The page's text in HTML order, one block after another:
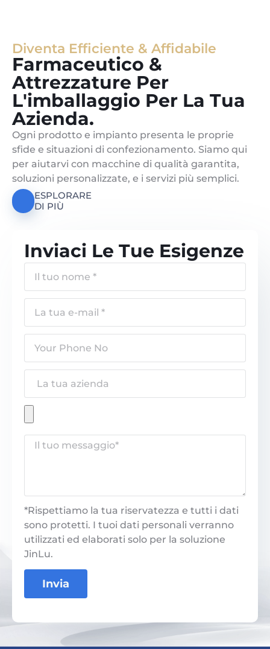
Diventa Efficiente & Affidabile
Farmaceutico &
Attrezzature Per
L'imballaggio Per La Tua
Azienda.
Ogni prodotto e impianto presenta le proprie
sfide e situazioni di confezionamento. Siamo qui
per aiutarvi con macchine di qualità garantita,
soluzioni personalizzate, e i servizi più semplici.
ESPLORARE
DI PIÙ
Inviaci Le Tue Esigenze
*Rispettiamo la tua riservatezza e tutti i dati
sono protetti. I tuoi dati personali verranno
utilizzati ed elaborati solo per la soluzione
JinLu.
Invia